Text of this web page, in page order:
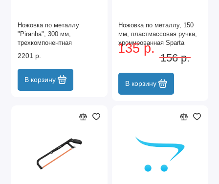
Ножовка по металлу
"Piranha", 300 мм,
трехкомпонентная
металлопластиковая рамка
Gross
2201 р.
В корзину
Ножовка по металлу, 150
мм, пластмассовая ручка,
хромированная Sparta
135 р.
156 р.
В корзину